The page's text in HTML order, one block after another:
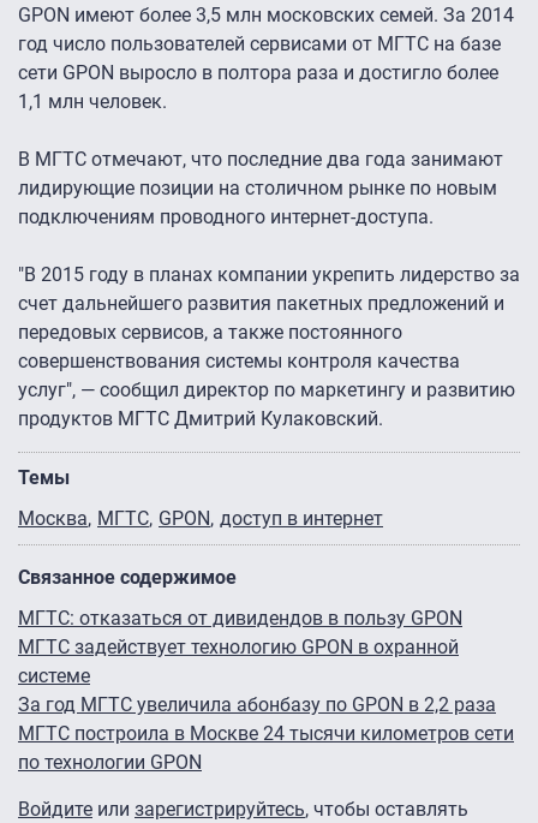
GPON имеют более 3,5 млн московских семей. За 2014
год число пользователей сервисами от МГТС на базе
сети GPON выросло в полтора раза и достигло более
1,1 млн человек.
В МГТС отмечают, что последние два года занимают
лидирующие позиции на столичном рынке по новым
подключениям проводного интернет-доступа.
"В 2015 году в планах компании укрепить лидерство за
счет дальнейшего развития пакетных предложений и
передовых сервисов, а также постоянного
совершенствования системы контроля качества
услуг", — сообщил директор по маркетингу и развитию
продуктов МГТС Дмитрий Кулаковский.
Темы
Москва МГТС GPON доступ в интернет
Связанное содержимое
МГТС: отказаться от дивидендов в пользу GPON
МГТС задействует технологию GPON в охранной
системе
За год МГТС увеличила абонбазу по GPON в 2,2 раза
МГТС построила в Москве 24 тысячи километров сети
по технологии GPON
Войдите или зарегистрируйтесь, чтобы оставлять